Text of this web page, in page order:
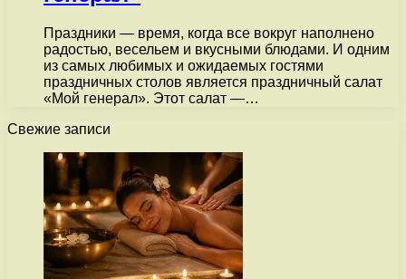
Праздники — время, когда все вокруг наполнено
радостью, весельем и вкусными блюдами. И одним
из самых любимых и ожидаемых гостями
праздничных столов является праздничный салат
«Мой генерал». Этот салат —…
Свежие записи